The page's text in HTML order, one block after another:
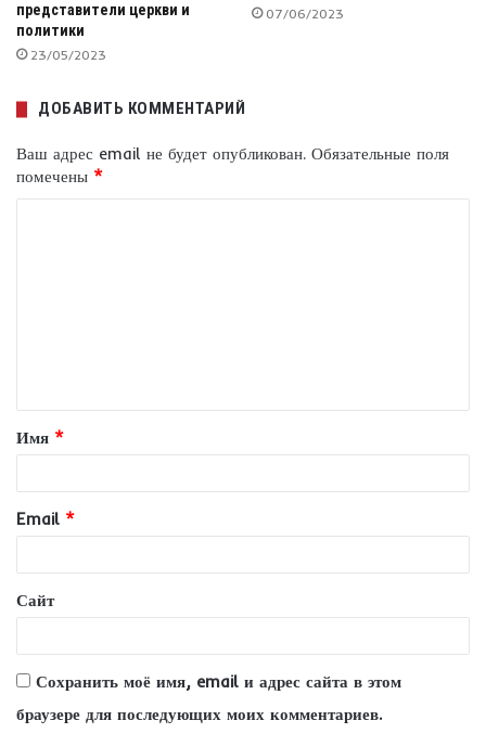
представители церкви и
политики
23/05/2023
07/06/2023
ДОБАВИТЬ КОММЕНТАРИЙ
Ваш адрес email не будет опубликован. Обязательные поля
помечены *
т
а
и
й
*
Имя *
Email *
Сайт
Сохранить моё имя, email и адрес сайта в этом
браузере для последующих моих комментариев.